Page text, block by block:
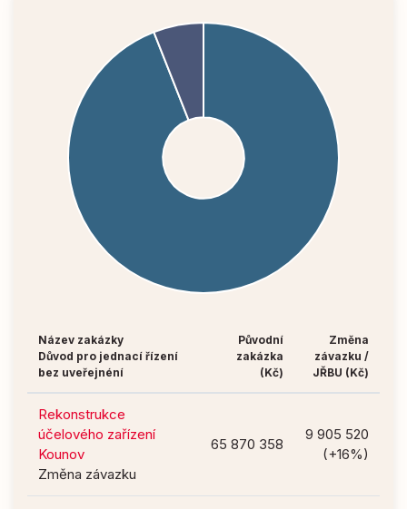
Název zakázky
Důvod pro jednací řízení
bez uveřejnéní
Původní
zakázka
(Kč)
Změna
závazku /
JŘBU (Kč)
Rekonstrukce
účelového zařízení
Kounov
Změna závazku
65 870 358
9 905 520
(+16%)